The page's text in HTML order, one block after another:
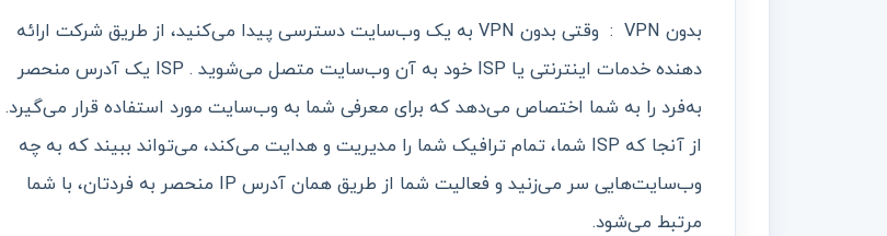
بدون VPN : وقتی بدون VPN به یک وب‌سایت دسترسی پیدا می‌کنید، از طریق شرکت ارائه
دهنده خدمات اینترنتی یا ISP خود به آن وب‌سایت متصل می‌شوید . ISP یک آدرس منحصر
به‌فرد را به شما اختصاص می‌دهد که برای معرفی شما به وب‌سایت مورد استفاده قرار می‌گیرد.
از آنجا که ISP شما، تمام ترافیک شما را مدیریت و هدایت می‌کند، می‌تواند ببیند که به چه
وب‌سایت‌هایی سر می‌زنید و فعالیت شما از طریق همان آدرس IP منحصر به فردتان، با شما
مرتبط می‌شود.